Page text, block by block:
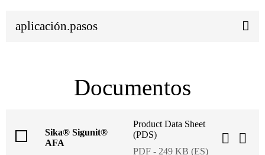
aplicación.pasos
Documentos
Sika® Sigunit®
AFA
Product Data Sheet
(PDS)
PDF - 249 KB (ES)